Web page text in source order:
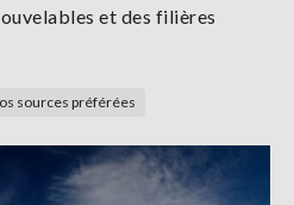
et des filières
sources préférées